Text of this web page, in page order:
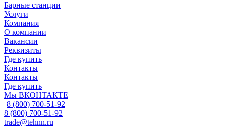
Барные станции
Услуги
Компания
О компании
Вакансии
Реквизиты
Где купить
Контакты
Контакты
Где купить
Мы ВКОНТАКТЕ
8 (800) 700-51-92
8 (800) 700-51-92
trade@tehnn.ru